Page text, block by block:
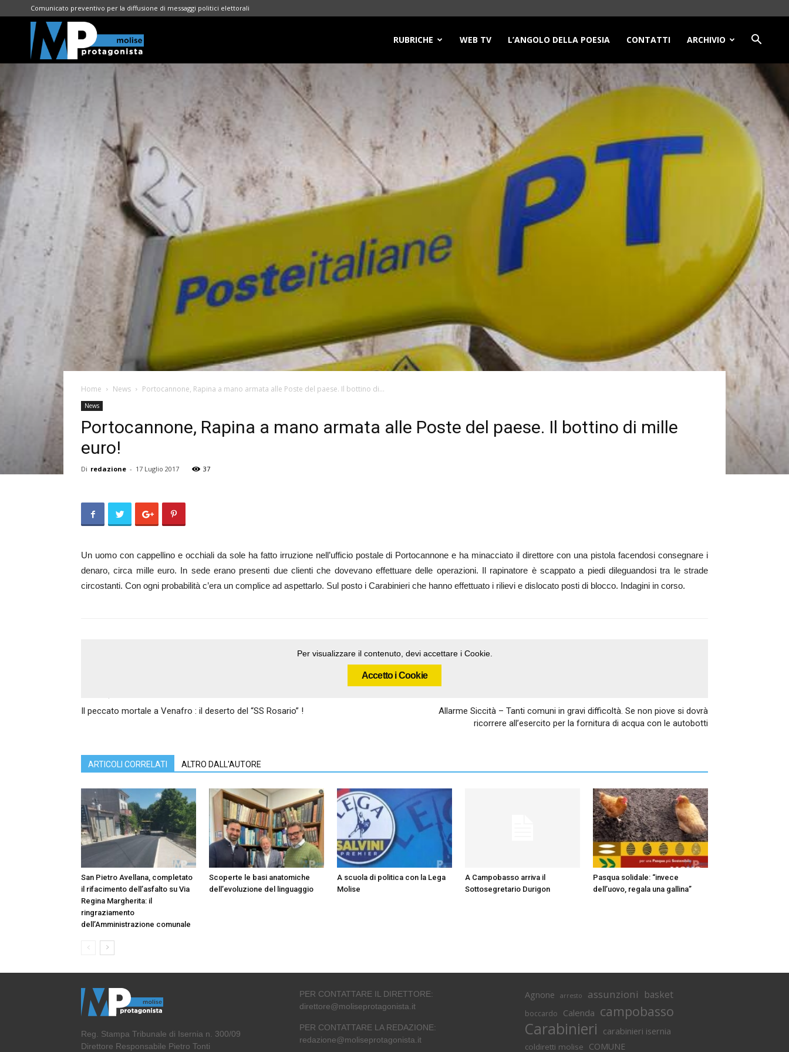
Comunicato preventivo per la diffusione di messaggi politici elettorali
Protagonista
RUBRICHE WEB TV L’ANGOLO DELLA POESIA CONTATTI ARCHIVIO
Home News Portocannone, Rapina a mano armata alle Poste del paese. Il bottino di...
News
Portocannone, Rapina a mano armata alle Poste del paese. Il bottino di mille
euro!
Di redazione - 17 Luglio 2017 37
Un uomo con cappellino e occhiali da sole ha fatto irruzione nell’ufficio postale di Portocannone e ha minacciato il direttore con una pistola facendosi consegnare i
denaro, circa mille euro. In sede erano presenti due clienti che dovevano effettuare delle operazioni. Il rapinatore è scappato a piedi dileguandosi tra le strade
circostanti. Con ogni probabilità c’era un complice ad aspettarlo. Sul posto i Carabinieri che hanno effettuato i rilievi e dislocato posti di blocco. Indagini in corso.
Per visualizzare il contenuto, devi accettare i Cookie.
Accetto i Cookie
Il peccato mortale a Venafro : il deserto del “SS Rosario” !
Allarme Siccità – Tanti comuni in gravi difficoltà. Se non piove si dovrà
ricorrere all’esercito per la fornitura di acqua con le autobotti
ARTICOLI CORRELATI ALTRO DALL'AUTORE
San Pietro Avellana, completato
il rifacimento dell’asfalto su Via
Regina Margherita: il
ringraziamento
dell’Amministrazione comunale
Scoperte le basi anatomiche
dell’evoluzione del linguaggio
A scuola di politica con la Lega
Molise
A Campobasso arriva il
Sottosegretario Durigon
Pasqua solidale: “invece
dell’uovo, regala una gallina”
Reg. Stampa Tribunale di Isernia n. 300/09
Direttore Responsabile Pietro Tonti
PER CONTATTARE IL DIRETTORE:
direttore@moliseprotagonista.it
PER CONTATTARE LA REDAZIONE:
redazione@moliseprotagonista.it
Agnone arresto assunzioni basket
boccardo Calenda campobasso
Carabinieri carabinieri isernia
coldiretti molise COMUNE